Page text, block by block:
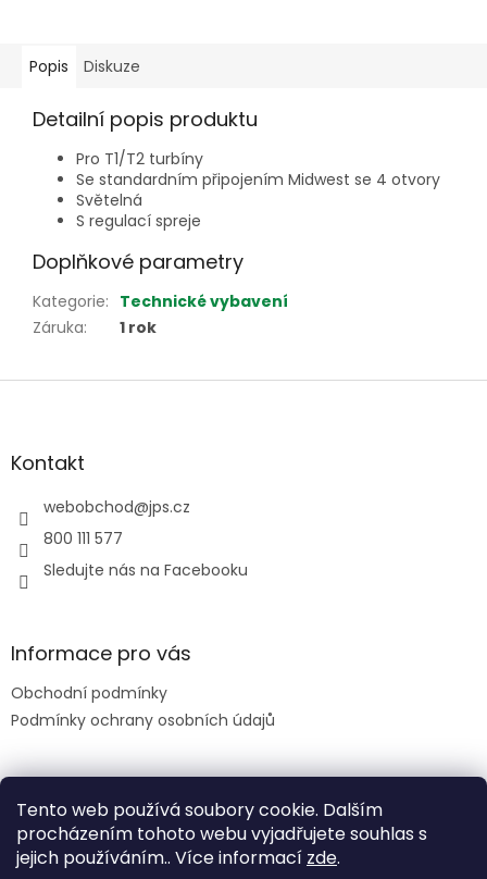
Tento web používá soubory cookie. Dalším
procházením tohoto webu vyjadřujete souhlas s
jejich používáním.. Více informací zde.
Popis Diskuze
Detailní popis produktu
Pro T1/T2 turbíny
Se standardním připojením Midwest se 4 otvory
Světelná
S regulací spreje
Doplňkové parametry
Kategorie: Technické vybavení
Záruka: 1 rok
Z
aKontakt
webobchod@jps.cz
800 111 577
Sledujte nás na Facebooku
Informace pro vás
Obchodní podmínky
Podmínky ochrany osobních údajů
Facebook